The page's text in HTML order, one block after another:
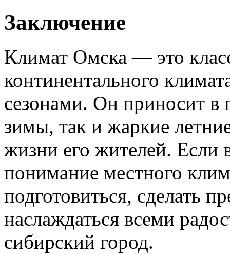
Заключение
Климат Омска — это
континентального
сезонами. Он приносит в
зимы, так и жаркие
жизни его жителей. Если
понимание местного
подготовиться, сделать
наслаждаться всеми
сибирский город.